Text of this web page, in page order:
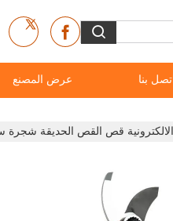
عرض المصنع اتصل بنا